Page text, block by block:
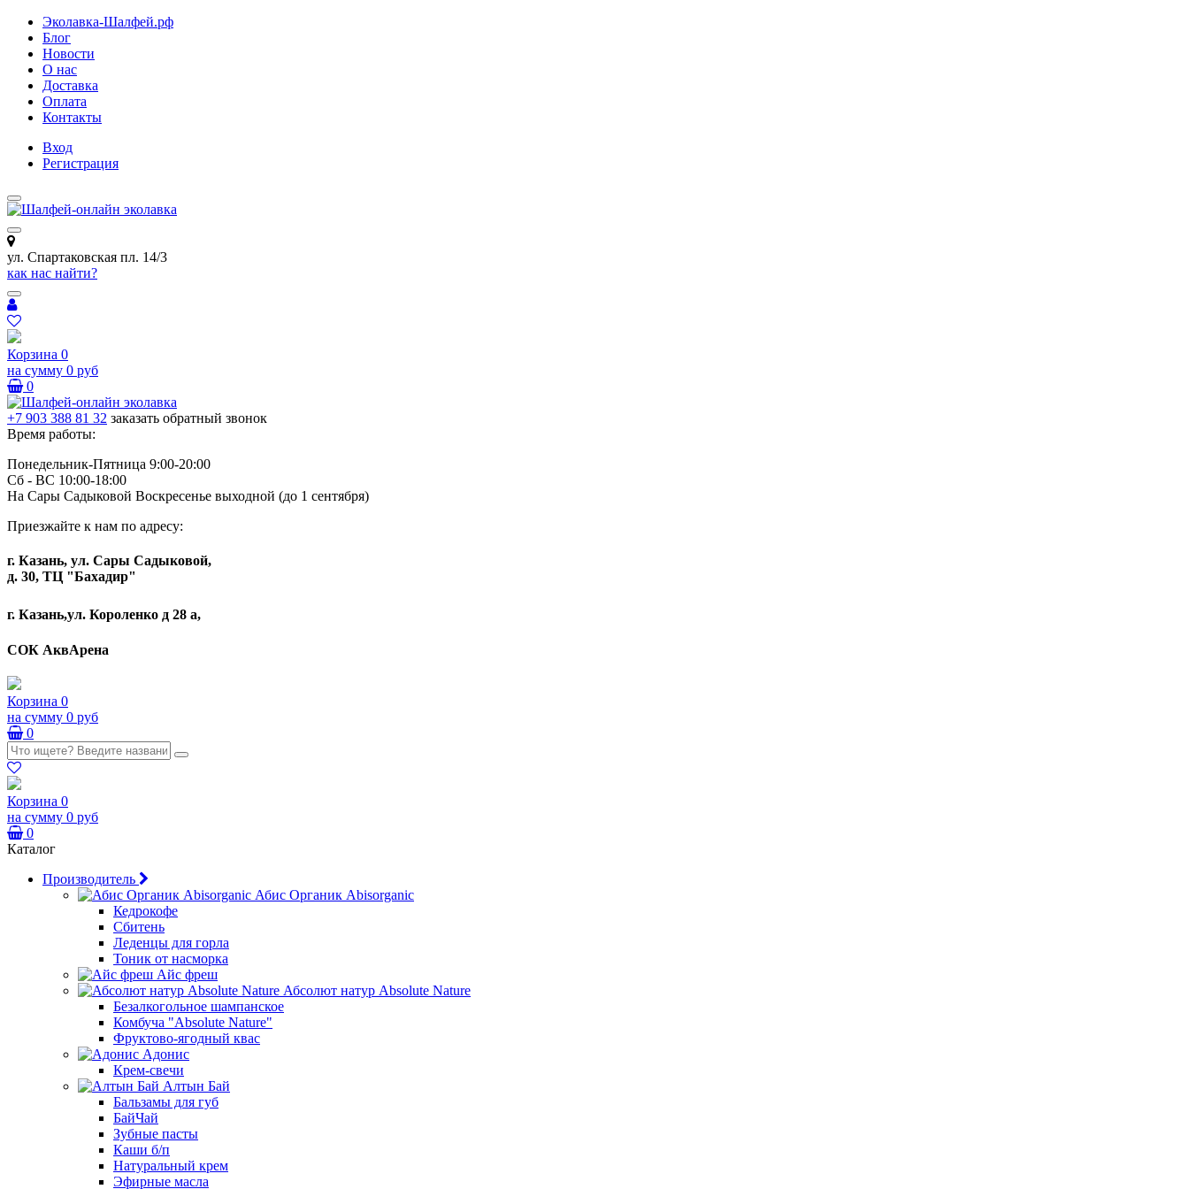
Эколавка-Шалфей.рф
Блог
Новости
О нас
Доставка
Оплата
Контакты
Вход
Регистрация
ул. Спартаковская пл. 14/3
как нас найти?
Корзина 0
на сумму 0 руб
0
+7 903 388 81 32 заказать обратный звонок
Время работы:
Понедельник-Пятница 9:00-20:00
Сб - ВС 10:00-18:00
На Сары Садыковой Воскресенье выходной (до 1 сентября)
Приезжайте к нам по адресу:
г. Казань, ул. Сары Садыковой,
д. 30, ТЦ "Бахадир"
г. Казань,ул. Короленко д 28 а,
СОК АквАрена
Корзина 0
на сумму 0 руб
0
Корзина 0
на сумму 0 руб
0
Каталог
Производитель
Абис Органик Abisorganic
Кедрокофе
Сбитень
Леденцы для горла
Тоник от насморка
Айс фреш
Абсолют натур Absolute Nature
Безалкогольное шампанское
Комбуча "Absolute Nature"
Фруктово-ягодный квас
Адонис
Крем-свечи
Алтын Бай
Бальзамы для губ
БайЧай
Зубные пасты
Каши б/п
Натуральный крем
Эфирные масла